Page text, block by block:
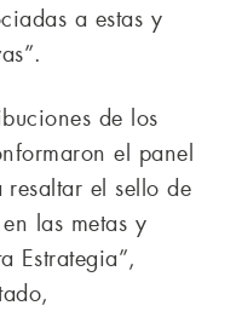
a estas y
de los
el panel
resaltar el sello de
las metas y
Estrategia”,